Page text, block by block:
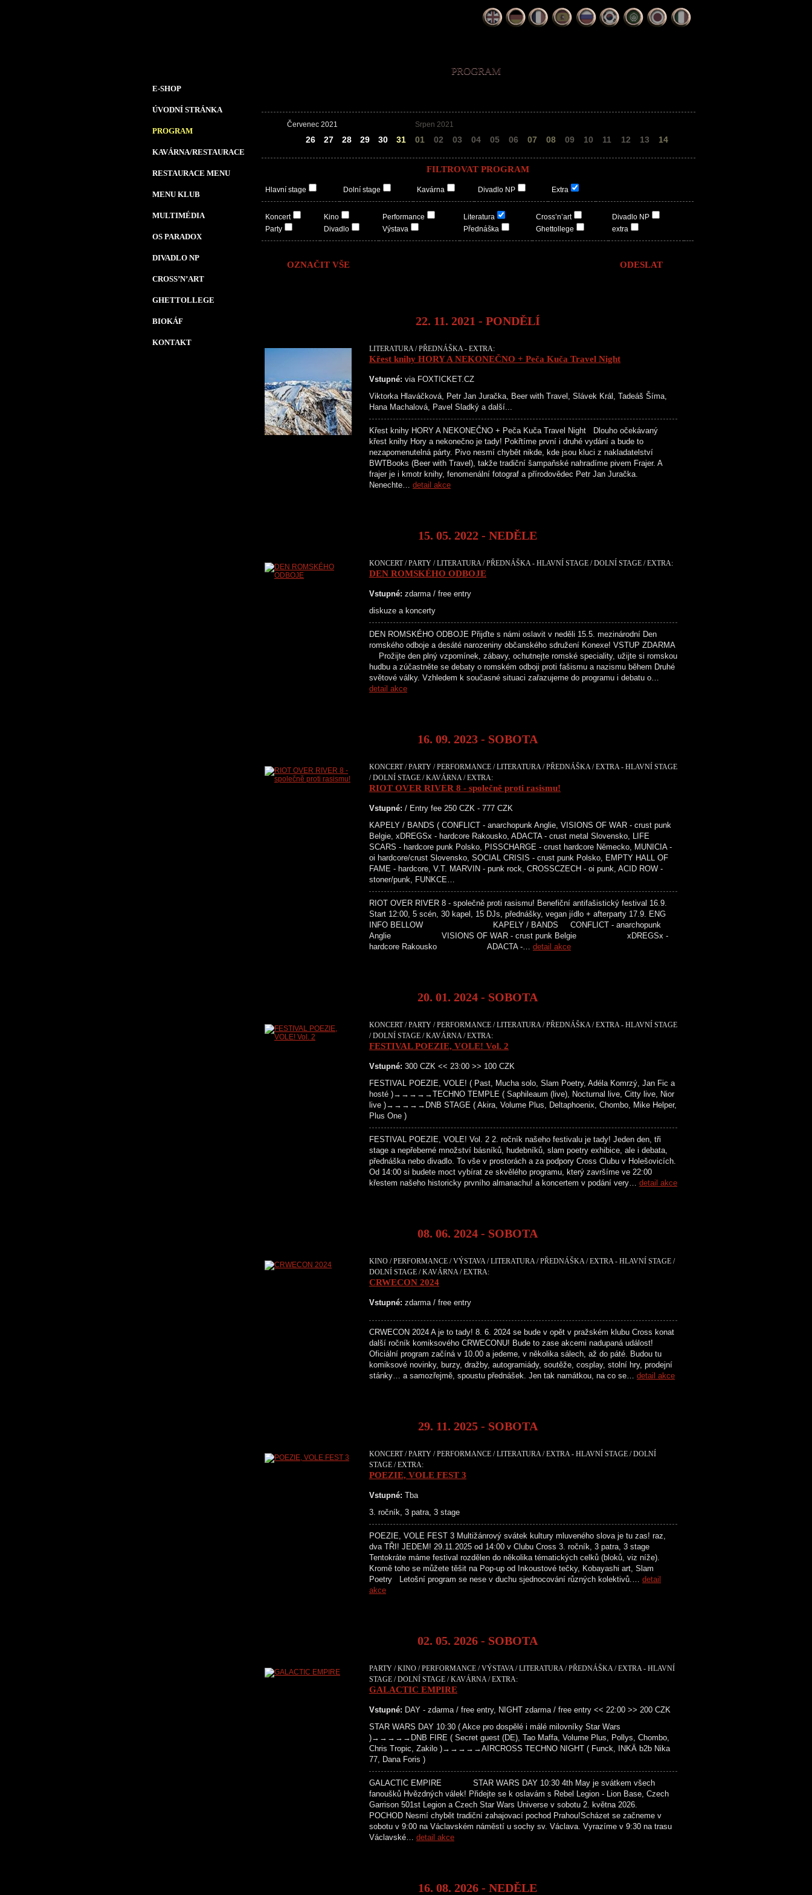
E-SHOP
ÚVODNÍ STRÁNKA
PROGRAM
KAVÁRNA/RESTAURACE
RESTAURACE MENU
MENU KLUB
MULTIMÉDIA
OS PARADOX
DIVADLO NP
CROSS’N’ART
GHETTOLLEGE
BIOKÁF
KONTAKT
PROGRAM
Červenec 2021
26 27 28 29 30 31
Srpen 2021
01 02 03 04 05 06 07 08 09 10 11 12 13 14
FILTROVAT PROGRAM
Hlavní stage Dolní stage Kavárna Divadlo NP Extra
Koncert
Party
Kino
Divadlo
Performance
Výstava
Literatura
Přednáška
Cross’n’art
Ghettollege
Divadlo NP
extra
OZNAČIT VŠE
22. 11. 2021 - PONDĚLÍ
LITERATURA / PŘEDNÁŠKA - EXTRA:
Křest knihy HORY A NEKONEČNO + Peča Kuča Travel Night
Vstupné: via FOXTICKET.CZ
Viktorka Hlaváčková, Petr Jan Juračka, Beer with Travel, Slávek Král, Tadeáš Šíma,
Hana Machalová, Pavel Sladký a další...
Křest knihy HORY A NEKONEČNO + Peča Kuča Travel Night Dlouho očekávaný
křest knihy Hory a nekonečno je tady! Pokřtíme první i druhé vydání a bude to
nezapomenutelná párty. Pivo nesmí chybět nikde, kde jsou kluci z nakladatelství
BWTBooks (Beer with Travel), takže tradiční šampaňské nahradíme pivem Frajer. A
frajer je i kmotr knihy, fenomenální fotograf a přírodovědec Petr Jan Juračka.
Nenechte… detail akce
15. 05. 2022 - NEDĚLE
KONCERT / PARTY / LITERATURA / PŘEDNÁŠKA - HLAVNÍ STAGE / DOLNÍ STAGE / EXTRA:
DEN ROMSKÉHO ODBOJE
Vstupné: zdarma / free entry
diskuze a koncerty
DEN ROMSKÉHO ODBOJE Přijďte s námi oslavit v neděli 15.5. mezinárodní Den
romského odboje a desáté narozeniny občanského sdružení Konexe! VSTUP ZDARMA
Prožijte den plný vzpomínek, zábavy, ochutnejte romské speciality, užijte si romskou
hudbu a zúčastněte se debaty o romském odboji proti fašismu a nazismu během Druhé
světové války. Vzhledem k současné situaci zařazujeme do programu i debatu o…
detail akce
16. 09. 2023 - SOBOTA
KONCERT / PARTY / PERFORMANCE / LITERATURA / PŘEDNÁŠKA / EXTRA - HLAVNÍ STAGE
/ DOLNÍ STAGE / KAVÁRNA / EXTRA:
RIOT OVER RIVER 8 - společně proti rasismu!
Vstupné: / Entry fee 250 CZK - 777 CZK
KAPELY / BANDS ( CONFLICT - anarchopunk Anglie, VISIONS OF WAR - crust punk
Belgie, xDREGSx - hardcore Rakousko, ADACTA - crust metal Slovensko, LIFE
SCARS - hardcore punk Polsko, PISSCHARGE - crust hardcore Německo, MUNICIA -
oi hardcore/crust Slovensko, SOCIAL CRISIS - crust punk Polsko, EMPTY HALL OF
FAME - hardcore, V.T. MARVIN - punk rock, CROSSCZECH - oi punk, ACID ROW -
stoner/punk, FUNKCE…
RIOT OVER RIVER 8 - společně proti rasismu! Benefiční antifašistický festival 16.9.
Start 12:00, 5 scén, 30 kapel, 15 DJs, přednášky, vegan jídlo + afterparty 17.9. ENG
INFO BELLOW KAPELY / BANDS CONFLICT - anarchopunk
Anglie VISIONS OF WAR - crust punk Belgie xDREGSx -
hardcore Rakousko ADACTA -… detail akce
20. 01. 2024 - SOBOTA
KONCERT / PARTY / PERFORMANCE / LITERATURA / PŘEDNÁŠKA / EXTRA - HLAVNÍ STAGE
/ DOLNÍ STAGE / KAVÁRNA / EXTRA:
FESTIVAL POEZIE, VOLE! Vol. 2
Vstupné: 300 CZK << 23:00 >> 100 CZK
FESTIVAL POEZIE, VOLE! ( Past, Mucha solo, Slam Poetry, Adéla Komrzý, Jan Fic a
hosté )→→→→→TECHNO TEMPLE ( Saphileaum (live), Nocturnal live, Citty live, Nior
live )→→→→→DNB STAGE ( Akira, Volume Plus, Deltaphoenix, Chombo, Mike Helper,
Plus One )
FESTIVAL POEZIE, VOLE! Vol. 2 2. ročník našeho festivalu je tady! Jeden den, tři
stage a nepřeberné množství básníků, hudebníků, slam poetry exhibice, ale i debata,
přednáška nebo divadlo. To vše v prostorách a za podpory Cross Clubu v Holešovicích.
Od 14:00 si budete moct vybírat ze skvělého programu, který završíme ve 22:00
křestem našeho historicky prvního almanachu! a koncertem v podání very… detail akce
08. 06. 2024 - SOBOTA
KINO / PERFORMANCE / VÝSTAVA / LITERATURA / PŘEDNÁŠKA / EXTRA - HLAVNÍ STAGE /
DOLNÍ STAGE / KAVÁRNA / EXTRA:
CRWECON 2024
Vstupné: zdarma / free entry
CRWECON 2024 A je to tady! 8. 6. 2024 se bude v opět v pražském klubu Cross konat
další ročník komiksového CRWECONU! Bude to zase akcemi nadupaná událost!
Oficiální program začíná v 10.00 a jedeme, v několika sálech, až do páté. Budou tu
komiksové novinky, burzy, dražby, autogramiády, soutěže, cosplay, stolní hry, prodejní
stánky… a samozřejmě, spoustu přednášek. Jen tak namátkou, na co se… detail akce
29. 11. 2025 - SOBOTA
KONCERT / PARTY / PERFORMANCE / LITERATURA / EXTRA - HLAVNÍ STAGE / DOLNÍ
STAGE / EXTRA:
POEZIE, VOLE FEST 3
Vstupné: Tba
3. ročník, 3 patra, 3 stage
POEZIE, VOLE FEST 3 Multižánrový svátek kultury mluveného slova je tu zas! raz,
dva TŘI! JEDEM! 29.11.2025 od 14:00 v Clubu Cross 3. ročník, 3 patra, 3 stage
Tentokráte máme festival rozdělen do několika tématických celků (bloků, viz níže).
Kromě toho se můžete těšit na Pop-up od Inkoustové tečky, Kobayashi art, Slam
Poetry Letošní program se nese v duchu sjednocování různých kolektivů.… detail
akce
02. 05. 2026 - SOBOTA
PARTY / KINO / PERFORMANCE / VÝSTAVA / LITERATURA / PŘEDNÁŠKA / EXTRA - HLAVNÍ
STAGE / DOLNÍ STAGE / KAVÁRNA / EXTRA:
GALACTIC EMPIRE
Vstupné: DAY - zdarma / free entry, NIGHT zdarma / free entry << 22:00 >> 200 CZK
STAR WARS DAY 10:30 ( Akce pro dospělé i málé milovníky Star Wars
)→→→→→DNB FIRE ( Secret guest (DE), Tao Maffa, Volume Plus, Pollys, Chombo,
Chris Tropic, Zakilo )→→→→→AIRCROSS TECHNO NIGHT ( Funck, INKÄ b2b Nika
77, Dana Foris )
GALACTIC EMPIRE STAR WARS DAY 10:30 4th May je svátkem všech
fanoušků Hvězdných válek! Přidejte se k oslavám s Rebel Legion - Lion Base, Czech
Garrison 501st Legion a Czech Star Wars Universe v sobotu 2. května 2026.
POCHOD Nesmí chybět tradiční zahajovací pochod Prahou!Scházet se začneme v
sobotu v 9:00 na Václavském náměstí u sochy sv. Václava. Vyrazíme v 9:30 na trasu
Václavské… detail akce
16. 08. 2026 - NEDĚLE